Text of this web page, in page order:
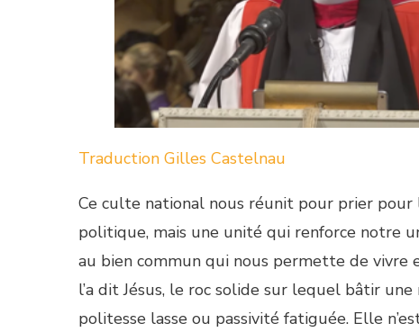
Traduction Gilles Castelnau
Ce culte national nous réunit pour prier pour
politique, mais une unité qui renforce notre
au bien commun qui nous permette de vivre
l’a dit Jésus, le roc solide sur lequel bâtir une
politesse lasse ou passivité fatiguée. Elle